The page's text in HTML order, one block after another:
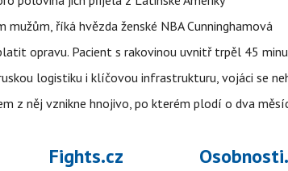
říká hvězda ženské NBA Cunninghamová
opravu. Pacient s rakovinou uvnitř trpěl 45
logistiku i klíčovou infrastrukturu, vojáci se
z něj vznikne hnojivo, po kterém plodí o dva
Fights.cz